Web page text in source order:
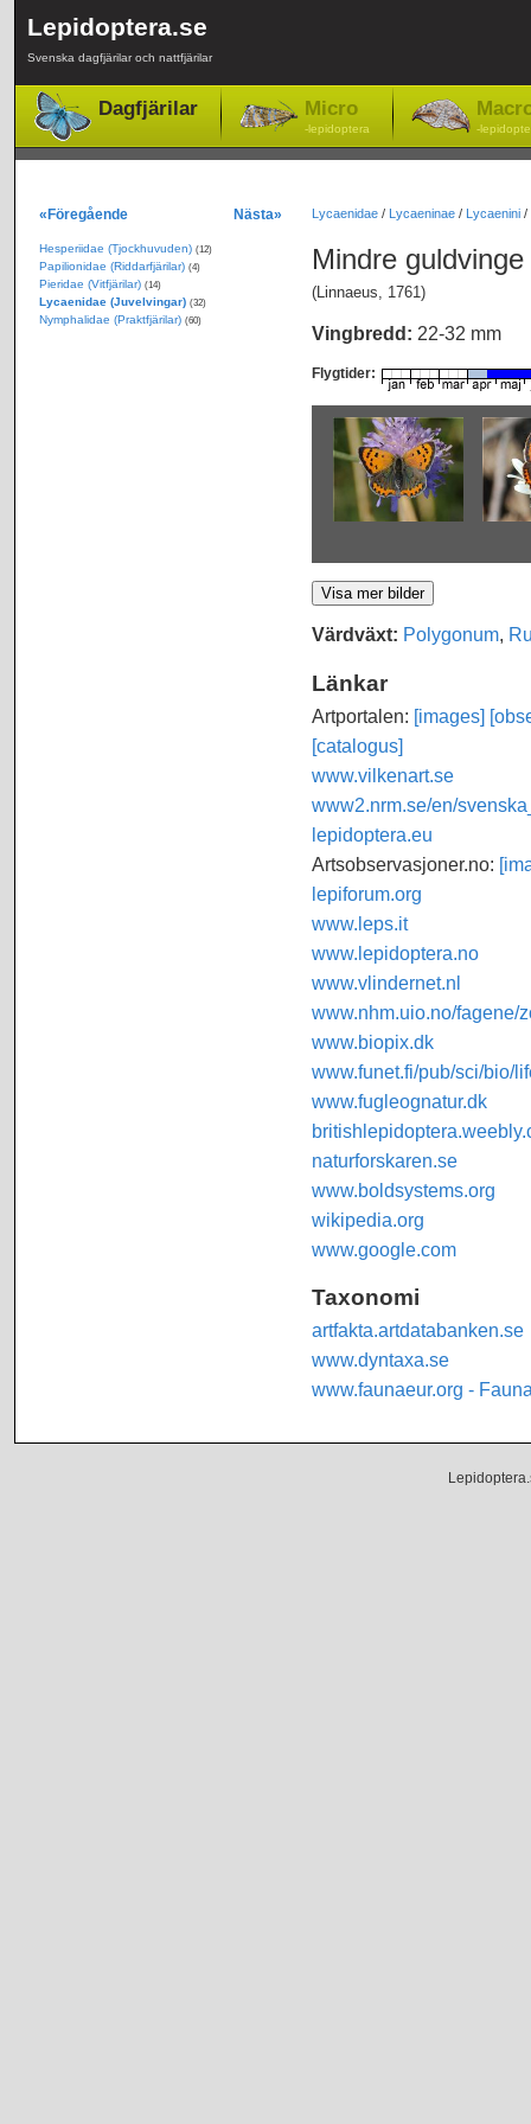
Lepidoptera.se
Svenska dagfjärilar och nattfjärilar
Dagfjärilar Micro
-lepidoptera -
Lycaenidae/ Lycaeninae/ Lycaenini/
Mindre guldvinge
(Linnaeus, 1761)
Vingbredd: 22-32 mm
Flygtider:
Värdväxt: Polygonum,
Länkar
Artportalen: [images]
[catalogus]
www.vilkenart.se
www2.nrm.se/en/
lepidoptera.eu
Artsobservasjoner.no:
lepiforum.org
www.leps.it
www.lepidoptera.no
www.vlindernet.nl
www.nhm.uio.no/fagene/
www.biopix.dk
www.funet.fi/pub/sci/bio/
www.fugleognatur.dk
naturforskaren.se
www.boldsystems.org
wikipedia.org
www.google.com
Taxonomi
artfakta.artdatabanken.se
www.dyntaxa.se
www.faunaeur.org -
«Föregående Nästa»
Hesperiidae (Tjockhuvuden) (12)
Papilionidae (Riddarfjärilar) (4)
Pieridae (Vitfjärilar) (14)
Lycaenidae (Juvelvingar) (32)
Nymphalidae (Praktfjärilar) (60)